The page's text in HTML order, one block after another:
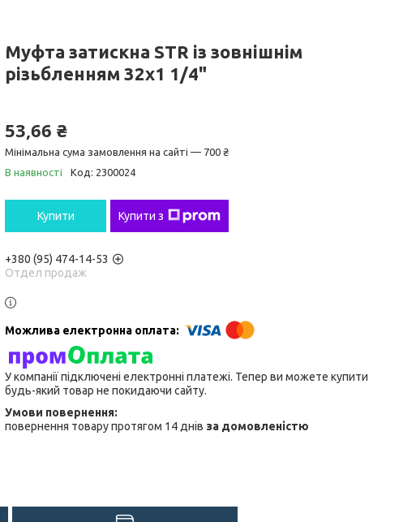
Муфта затискна STR із зовнішнім
різьбленням 32х1 1/4"
53,66 ₴
Мінімальна сума замовлення на сайті — 700 ₴
В наявності
Код: 2300024
Купити Купити з
+380 (95) 474-14-53
Отдел продаж
У компанії підключені електронні платежі. Тепер ви можете купити
будь-який товар не покидаючи сайту.
повернення товару протягом 14 днів за домовленістю